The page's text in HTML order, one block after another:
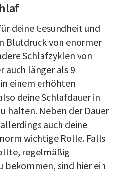
deine Gesundheit und
Blutdruck von enormer
Schlafzyklen von
auch länger als 9
einem erhöhten
deine Schlafdauer in
halten. Neben der Dauer
auch deine
wichtige Rolle. Falls
regelmäßig
bekommen, sind hier ein